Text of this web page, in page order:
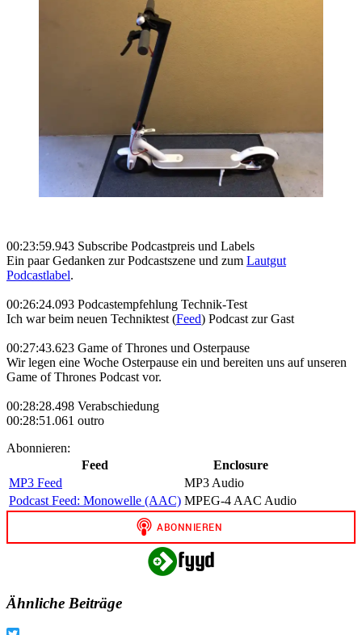
00:23:59.943 Subscribe Podcastpreis und Labels
Ein paar Gedanken zur Podcastszene und zum Lautgut
Podcastlabel.
00:26:24.093 Podcastempfehlung Technik-Test
Ich war beim neuen Techniktest (Feed) Podcast zur Gast
00:27:43.623 Game of Thrones und Osterpause
Wir legen eine Woche Osterpause ein und bereiten uns auf unseren
Game of Thrones Podcast vor.
00:28:28.498 Verabschiedung
00:28:51.061 outro
Abonnieren:
Feed
Enclosure
MP3 Feed
MP3 Audio
Podcast Feed: Monowelle (AAC) MPEG-4 AAC Audio
Ähnliche Beiträge